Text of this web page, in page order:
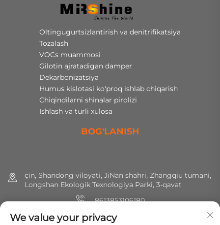
Oltingugurtsizlantirish va denitrifikatsiya
Tozalash
VOCs muammosi
Gilotin ajratadigan damper
Dekarbonizatsiya
Humus kislotasi ko'proq ishlab chiqarish
Chiqindilarni shinalar pirolizi
Ishlash va turli xulosa
BOG'LANISH
çin, Shandong viloyati, JiNan shahri, Zhangqiu tumani,
Longshan Ekologik Texnologiya Parki, 3-qavat
8613853106180
+86 (0) 531 8891 0288
We value your privacy